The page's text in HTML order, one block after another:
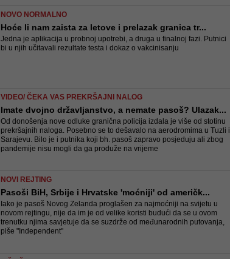
NOVO NORMALNO
Hoće li nam zaista za letove i prelazak granica tr...
Jedna je aplikacija u probnoj upotrebi, a druga u finalnoj fazi. Putnici
bi u njih učitavali rezultate testa i dokaz o vakcinisanju
VIDEO/ ČEKA VAS PREKRŠAJNI NALOG
Imate dvojno državljanstvo, a nemate pasoš? Ulazak...
Od donošenja nove odluke granična policija izdala je više od stotinu
prekršajnih naloga. Posebno se to dešavalo na aerodromima u Tuzli i
Sarajevu. Bilo je i putnika koji bh. pasoš zapravo posjeduju ali zbog
pandemije nisu mogli da ga produže na vrijeme
NOVI REJTING
Pasoši BiH, Srbije i Hrvatske 'moćniji' od američk...
Iako je pasoš Novog Zelanda proglašen za najmoćniji na svijetu u
novom rejtingu, nije da im je od velike koristi budući da se u ovom
trenutku njima savjetuje da se suzdrže od međunarodnih putovanja,
piše "Independent"